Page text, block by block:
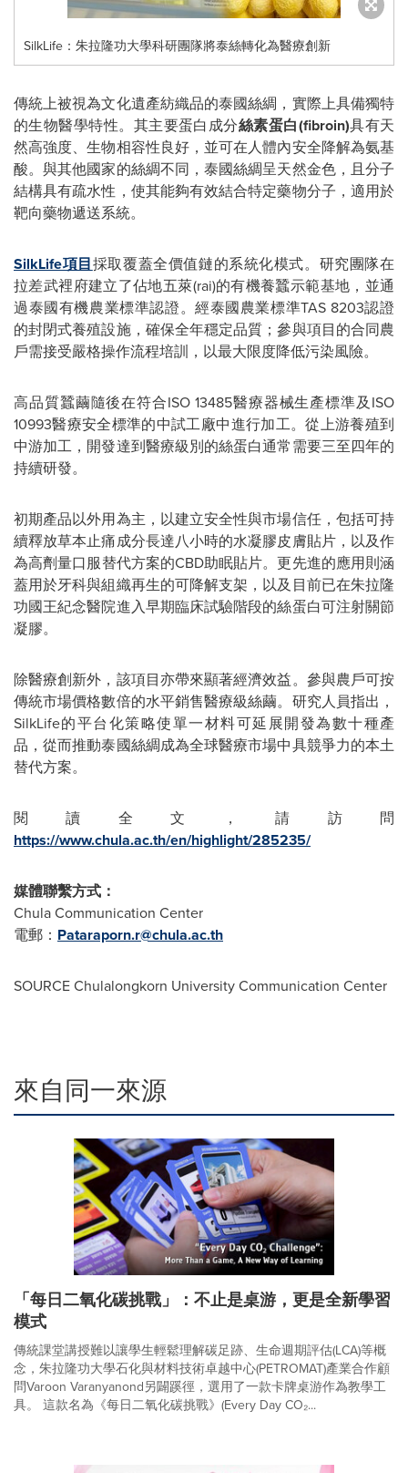
SilkLife：朱拉隆功大學科研團隊將泰絲轉化為醫療創新
傳統上被視為文化遺產紡織品的泰國絲綢，實際上具備獨特
的生物醫學特性。其主要蛋白成分絲素蛋白(fibroin)具有天
然高強度、生物相容性良好，並可在人體內安全降解為氨基
酸。與其他國家的絲綢不同，泰國絲綢呈天然金色，且分子
結構具有疏水性，使其能夠有效結合特定藥物分子，適用於
靶向藥物遞送系統。
SilkLife項目採取覆蓋全價值鏈的系統化模式。研究團隊在
拉差武裡府建立了佔地五萊(rai)的有機養蠶示範基地，並通
過泰國有機農業標準認證。經泰國農業標準TAS 8203認證
的封閉式養殖設施，確保全年穩定品質；參與項目的合同農
戶需接受嚴格操作流程培訓，以最大限度降低污染風險。
高品質蠶繭隨後在符合ISO 13485醫療器械生產標準及ISO
10993醫療安全標準的中試工廠中進行加工。從上游養殖到
中游加工，開發達到醫療級別的絲蛋白通常需要三至四年的
持續研發。
初期產品以外用為主，以建立安全性與市場信任，包括可持
續釋放草本止痛成分長達八小時的水凝膠皮膚貼片，以及作
為高劑量口服替代方案的CBD助眠貼片。更先進的應用則涵
蓋用於牙科與組織再生的可降解支架，以及目前已在朱拉隆
功國王紀念醫院進入早期臨床試驗階段的絲蛋白可注射關節
凝膠。
除醫療創新外，該項目亦帶來顯著經濟效益。參與農戶可按
傳統市場價格數倍的水平銷售醫療級絲繭。研究人員指出，
SilkLife的平台化策略使單一材料可延展開發為數十種產
品，從而推動泰國絲綢成為全球醫療市場中具競爭力的本土
替代方案。
閱讀全文，請訪問
https://www.chula.ac.th/en/highlight/285235/
媒體聯繫方式：
Chula Communication Center
電郵： Pataraporn.r@chula.ac.th
SOURCE Chulalongkorn University Communication Center
來自同一來源
「每日二氧化碳挑戰」：不止是桌游，更是全新學習
模式
傳統課堂講授難以讓學生輕鬆理解碳足跡、生命週期評估(LCA)等概
念，朱拉隆功大學石化與材料技術卓越中心(PETROMAT)產業合作顧
問Varoon Varanyanond另闢蹊徑，選用了一款卡牌桌游作為教學工
具。 這款名為《每日二氧化碳挑戰》(Every Day CO₂...